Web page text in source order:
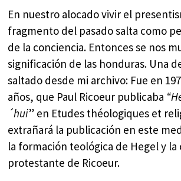
En nuestro alocado vivir el
fragmento del pasado salta como
de la conciencia. Entonces se nos
significación de las honduras. Una
saltado desde mi archivo: Fue en
años, que Paul Ricoeur publicaba
´hui” en Etudes théologiques et
extrañará la publicación en este
la formación teológica de Hegel y
protestante de Ricoeur.